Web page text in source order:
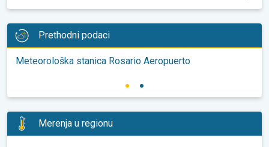
Prethodni podaci
Meteorološka stanica Rosario Aeropuerto
Merenja u regionu